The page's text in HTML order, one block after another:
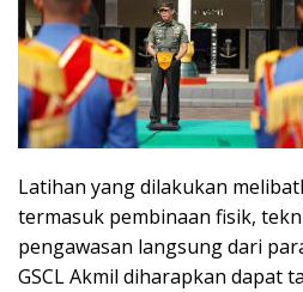
Latihan yang dilakukan
termasuk pembinaan fisik,
pengawasan langsung dari
GSCL Akmil diharapkan dapat